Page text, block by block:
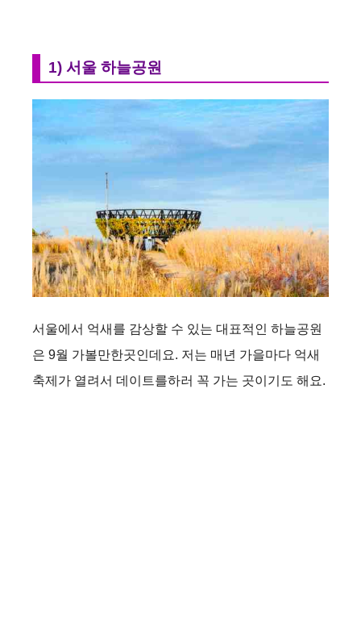
1) 서울 하늘공원
서울에서 억새를 감상할 수 있는 대표적인 하늘공원
은 9월 가볼만한곳인데요. 저는 매년 가을마다 억새
축제가 열려서 데이트를하러 꼭 가는 곳이기도 해요.